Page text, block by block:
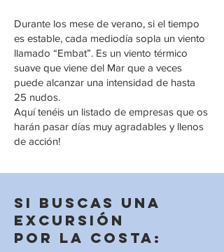
Durante los mese de verano, si el tiempo
es estable, cada mediodía sopla un viento
llamado “Embat”. Es un viento térmico
suave que viene del Mar que a veces
puede alcanzar una intensidad de hasta
25 nudos.
Aquí tenéis un listado de empresas que os
harán pasar días muy agradables y llenos
de acción!
Si buscas una
excursión
por la costa: